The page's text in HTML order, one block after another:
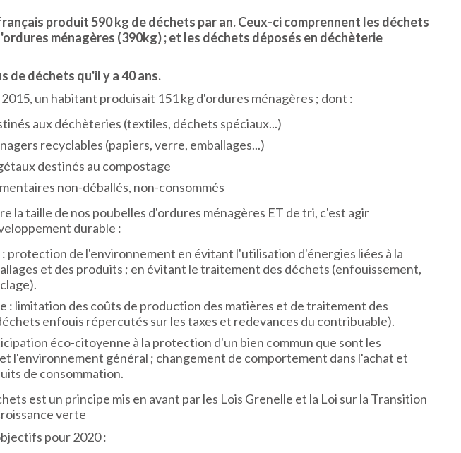
produit 590 kg de déchets par an. Ceux-ci comprennent les déchets
ménagères (390kg) ; et les déchets déposés en déchèterie
de déchets qu'il y a 40 ans.
2015, un habitant produisait 151 kg d'ordures ménagères ; dont :
aux déchèteries (textiles, déchets spéciaux...)
recyclables (papiers, verre, emballages...)
destinés au compostage
non-déballés, non-consommés
la taille de nos poubelles d'ordures ménagères ET de tri, c'est agir
durable :
protection de l'environnement en évitant l'utilisation d'énergies liées à la
et des produits ; en évitant le traitement des déchets (enfouissement,
: limitation des coûts de production des matières et de traitement des
enfouis répercutés sur les taxes et redevances du contribuable).
éco-citoyenne à la protection d'un bien commun que sont les
l'environnement général ; changement de comportement dans l'achat et
de consommation.
est un principe mis en avant par les Lois Grenelle et la Loi sur la Transition
verte
pour 2020 :